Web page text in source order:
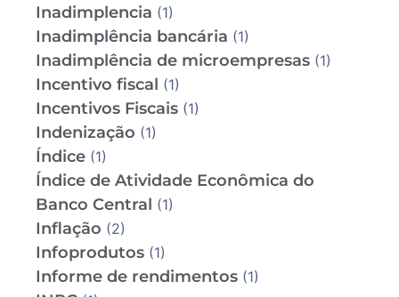
Inadimplencia (1)
Inadimplência bancária (1)
Inadimplência de microempresas (1)
Incentivo fiscal (1)
Incentivos Fiscais (1)
Indenização (1)
Índice (1)
Índice de Atividade Econômica do
Banco Central (1)
Inflação (2)
Infoprodutos (1)
Informe de rendimentos (1)